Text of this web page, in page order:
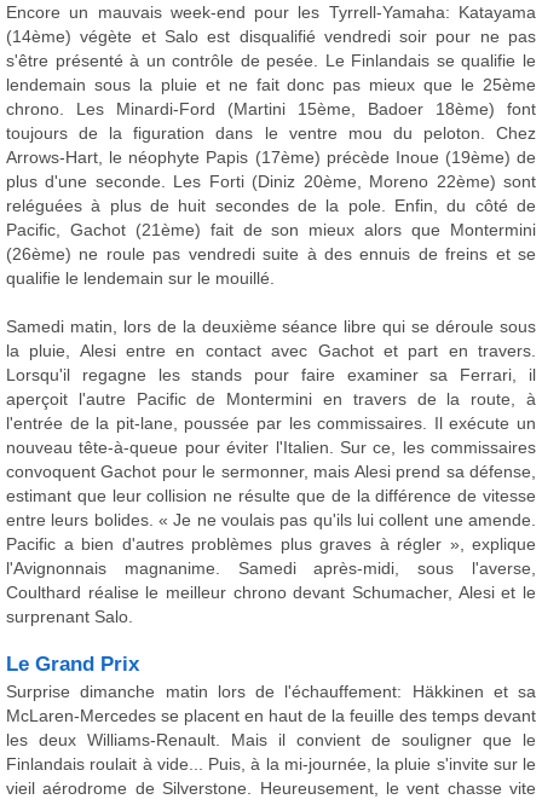
Encore un mauvais week-end pour les Tyrrell-Yamaha: Katayama
(14ème) végète et Salo est disqualifié vendredi soir pour ne pas
s'être présenté à un contrôle de pesée. Le Finlandais se qualifie le
lendemain sous la pluie et ne fait donc pas mieux que le 25ème
chrono. Les Minardi-Ford (Martini 15ème, Badoer 18ème) font
toujours de la figuration dans le ventre mou du peloton. Chez
Arrows-Hart, le néophyte Papis (17ème) précède Inoue (19ème) de
plus d'une seconde. Les Forti (Diniz 20ème, Moreno 22ème) sont
reléguées à plus de huit secondes de la pole. Enfin, du côté de
Pacific, Gachot (21ème) fait de son mieux alors que Montermini
(26ème) ne roule pas vendredi suite à des ennuis de freins et se
qualifie le lendemain sur le mouillé.
Samedi matin, lors de la deuxième séance libre qui se déroule sous
la pluie, Alesi entre en contact avec Gachot et part en travers.
Lorsqu'il regagne les stands pour faire examiner sa Ferrari, il
aperçoit l'autre Pacific de Montermini en travers de la route, à
l'entrée de la pit-lane, poussée par les commissaires. Il exécute un
nouveau tête-à-queue pour éviter l'Italien. Sur ce, les commissaires
convoquent Gachot pour le sermonner, mais Alesi prend sa défense,
estimant que leur collision ne résulte que de la différence de vitesse
entre leurs bolides. « Je ne voulais pas qu'ils lui collent une amende.
Pacific a bien d'autres problèmes plus graves à régler », explique
l'Avignonnais magnanime. Samedi après-midi, sous l'averse,
Coulthard réalise le meilleur chrono devant Schumacher, Alesi et le
surprenant Salo.
Le Grand Prix
Surprise dimanche matin lors de l'échauffement: Häkkinen et sa
McLaren-Mercedes se placent en haut de la feuille des temps devant
les deux Williams-Renault. Mais il convient de souligner que le
Finlandais roulait à vide... Puis, à la mi-journée, la pluie s'invite sur le
vieil aérodrome de Silverstone. Heureusement, le vent chasse vite